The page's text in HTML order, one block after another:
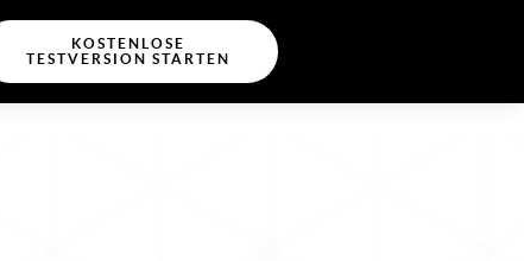
KOSTENLOSE
TESTVERSION STARTEN